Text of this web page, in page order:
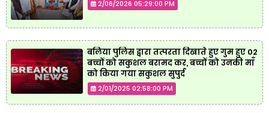
2/06/2026 05:29:00 PM
बलिया पुलिस द्वारा तत्परता दिखाते हुए गुम हुए 02
बच्चों को सकुशल बरामद कर, बच्चों को उनकी माँ
को किया गया सकुशल सुपुर्द
2/01/2025 02:58:00 PM